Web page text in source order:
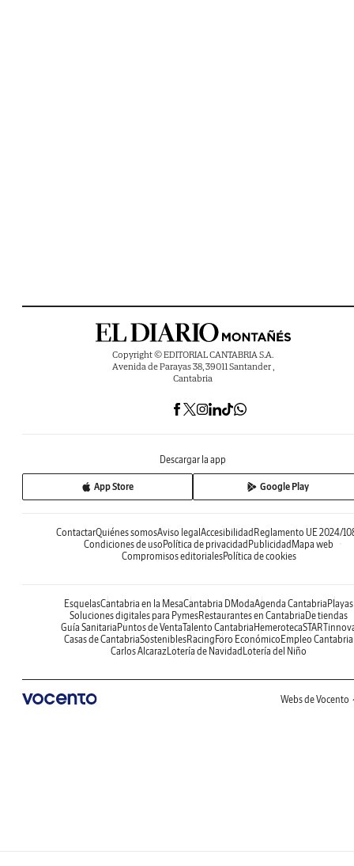
Copyright © EDITORIAL CANTABRIA S.A.
Avenida de Parayas 38, 39011 Santander ,
Cantabria
Descargar la app
App Store Google Play
ContactarQuiénes somosAviso legalAccesibilidadReglamento UE 2024/
Condiciones de usoPolítica de privacidadPublicidadMapa web
Compromisos editorialesPolítica de cookies
EsquelasCantabria en la MesaCantabria DModaAgenda CantabriaPlayas
Soluciones digitales para PymesRestaurantes en CantabriaDe tiendas
Guía SanitariaPuntos de VentaTalento CantabriaHemeroteca
Casas de CantabriaSosteniblesRacingForo EconómicoEmpleo Cantabria
Carlos AlcarazLotería de NavidadLotería del Niño
Webs de Vocento